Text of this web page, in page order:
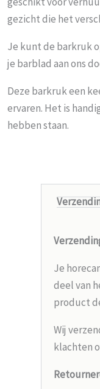
gezicht die het
Je kunt de barkruk
je barblad aan ons
Deze barkruk een
ervaren. Het is
hebben staan.
Je
deel van
product
Wij
klachten